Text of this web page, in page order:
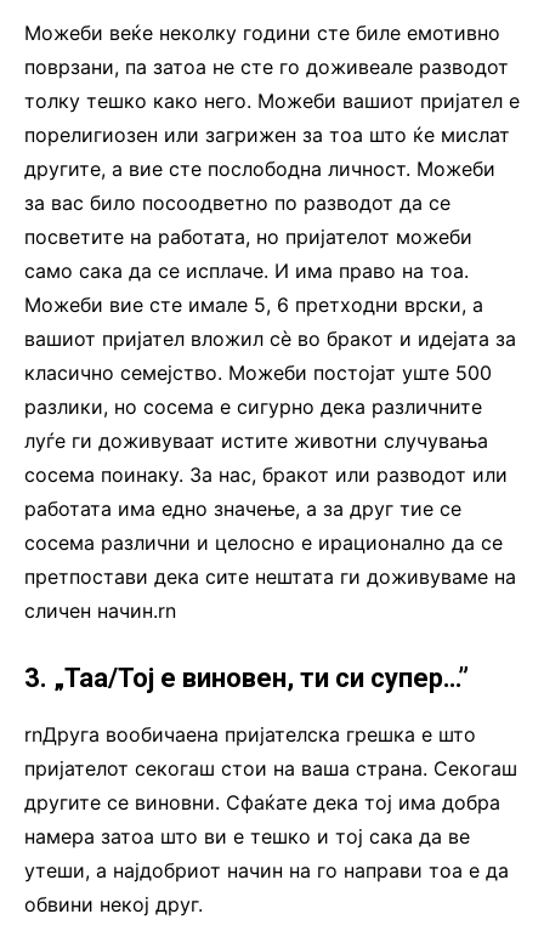
Можеби веќе неколку години сте биле емотивно
поврзани, па затоа не сте го доживеале разводот
толку тешко како него. Можеби вашиот пријател е
порелигиозен или загрижен за тоа што ќе мислат
другите, а вие сте послободна личност. Можеби
за вас било посоодветно по разводот да се
посветите на работата, но пријателот можеби
само сака да се исплаче. И има право на тоа.
Можеби вие сте имале 5, 6 претходни врски, а
вашиот пријател вложил сè во бракот и идејата за
класично семејство. Можеби постојат уште 500
разлики, но сосема е сигурно дека различните
луѓе ги доживуваат истите животни случувања
сосема поинаку. За нас, бракот или разводот или
работата има едно значење, а за друг тие се
сосема различни и целосно е ирационално да се
претпостави дека сите нештата ги доживуваме на
сличен начин.rn
3. „Таа/Тој е виновен, ти си супер…”
rnДруга вообичаена пријателска грешка е што
пријателот секогаш стои на ваша страна. Секогаш
другите се виновни. Сфаќате дека тој има добра
намера затоа што ви е тешко и тој сака да ве
утеши, а најдобриот начин на го направи тоа е да
обвини некој друг.